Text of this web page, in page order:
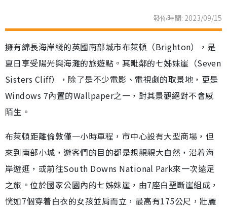
發佈時間: 2023/09/15
擁有綿長海岸綫的英國南部城市布萊頓（Brighton），是
夏日享受陽光與海灘的旅遊點。其毗鄰的七姊妹崖（Seven
Sisters Cliff），除了是不少電影、電視劇的取景地，更是
Windows 7內置的Wallpaper之一，對其景觀絕對不會感
陌生。
布萊頓距離倫敦僅一小時車程，市中心設有大型商場，但
來到南部小城，遊客們的目的都是想親親大自然，沿着海
岸遊逛，或前往South Downs National Park來一次遠足
之旅。位於國家公園內的七姊妹崖，由7座白堊斷崖組成，
恍如7個穿着白衣的女孩並肩而立，最高有175公尺，壯麗